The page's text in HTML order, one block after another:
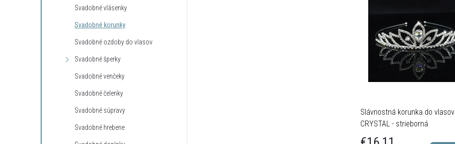
Svadobné vlásenky
Svadobné korunky
Svadobné ozdoby do vlasov
Svadobné šperky
Svadobné venčeky
Svadobné čelenky
Svadobné súpravy
Svadobné hrebene
Slávnostná korunka do vlasov
CRYSTAL - strieborná